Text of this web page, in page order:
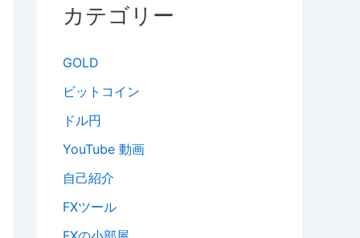
カテゴリー
GOLD
ビットコイン
ドル円
YouTube 動画
自己紹介
FXツール